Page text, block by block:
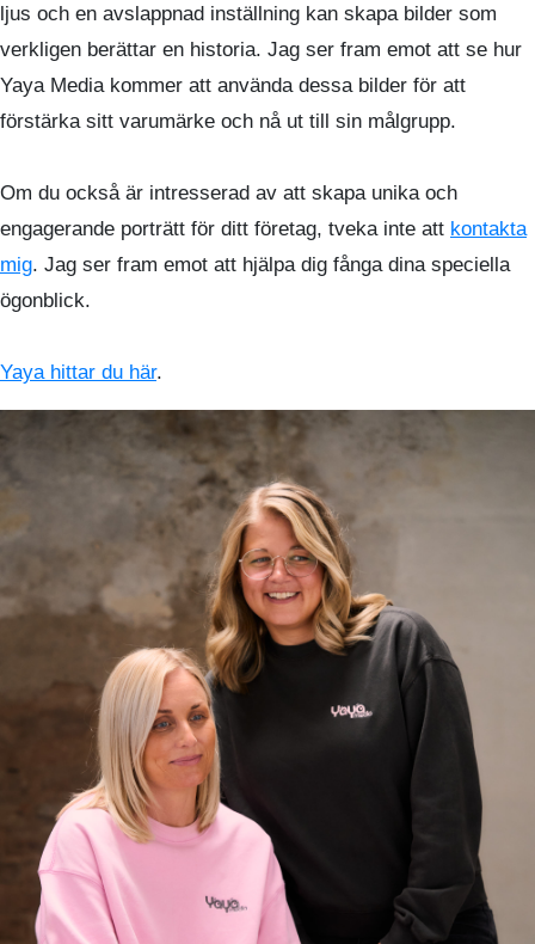
ljus och en avslappnad inställning kan skapa bilder som
verkligen berättar en historia. Jag ser fram emot att se hur
Yaya Media kommer att använda dessa bilder för att
förstärka sitt varumärke och nå ut till sin målgrupp.
Om du också är intresserad av att skapa unika och
engagerande porträtt för ditt företag, tveka inte att kontakta
mig. Jag ser fram emot att hjälpa dig fånga dina speciella
ögonblick.
Yaya hittar du här.